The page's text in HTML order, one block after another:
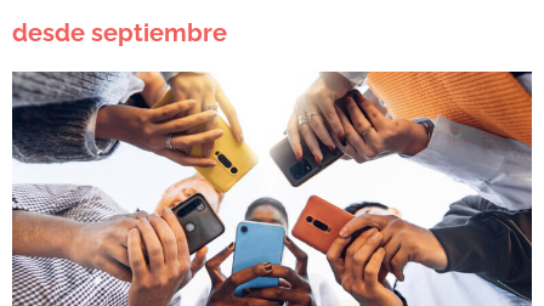
desde septiembre